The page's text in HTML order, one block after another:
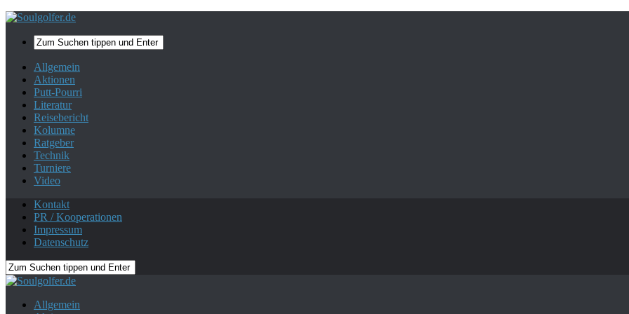
Allgemein
Aktionen
Putt-Pourri
Literatur
Reisebericht
Kolumne
Ratgeber
Technik
Turniere
Video
Kontakt
PR / Kooperationen
Impressum
Datenschutz
Allgemein
Datenschutz. Ok, danke!